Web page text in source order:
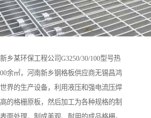
乡某环保工程公司G3250/30/100型号热
余㎡，河南新乡钢格板供应商无锡昌鸿
界的生产设备，利用液压和强电流压焊
的格栅原板，然后加工为各种规格的制